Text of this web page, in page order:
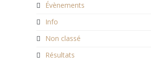
Évènements
Info
Non classé
Résultats